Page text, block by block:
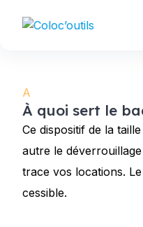
A
À quoi sert le
Ce dispositif de la
autre le
trace vos locations.
cessible.